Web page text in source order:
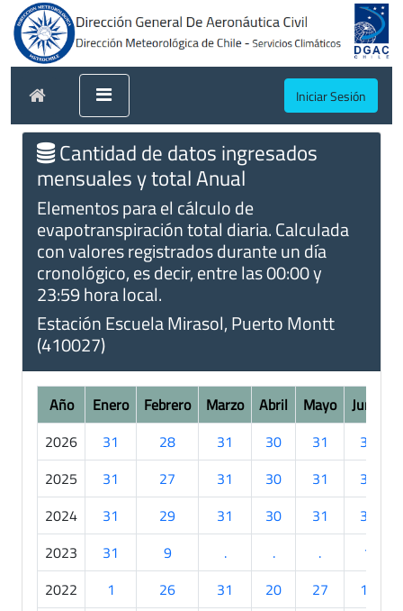
Iniciar Sesión
Cantidad de datos ingresados
mensuales y total Anual
Elementos para el cálculo de
evapotranspiración total diaria. Calculada
con valores registrados durante un día
cronológico, es decir, entre las 00:00 y
23:59 hora local.
Estación Escuela Mirasol, Puerto Montt
(410027)
Año Enero Febrero Marzo Abril Mayo Junio
2026
31 28 31 30 31
30
2025
31 27 31 30 31
30
2024
31 29 31 30 31
30
2023
31 9 . . .
1
2022
1 26 31 20 27
19